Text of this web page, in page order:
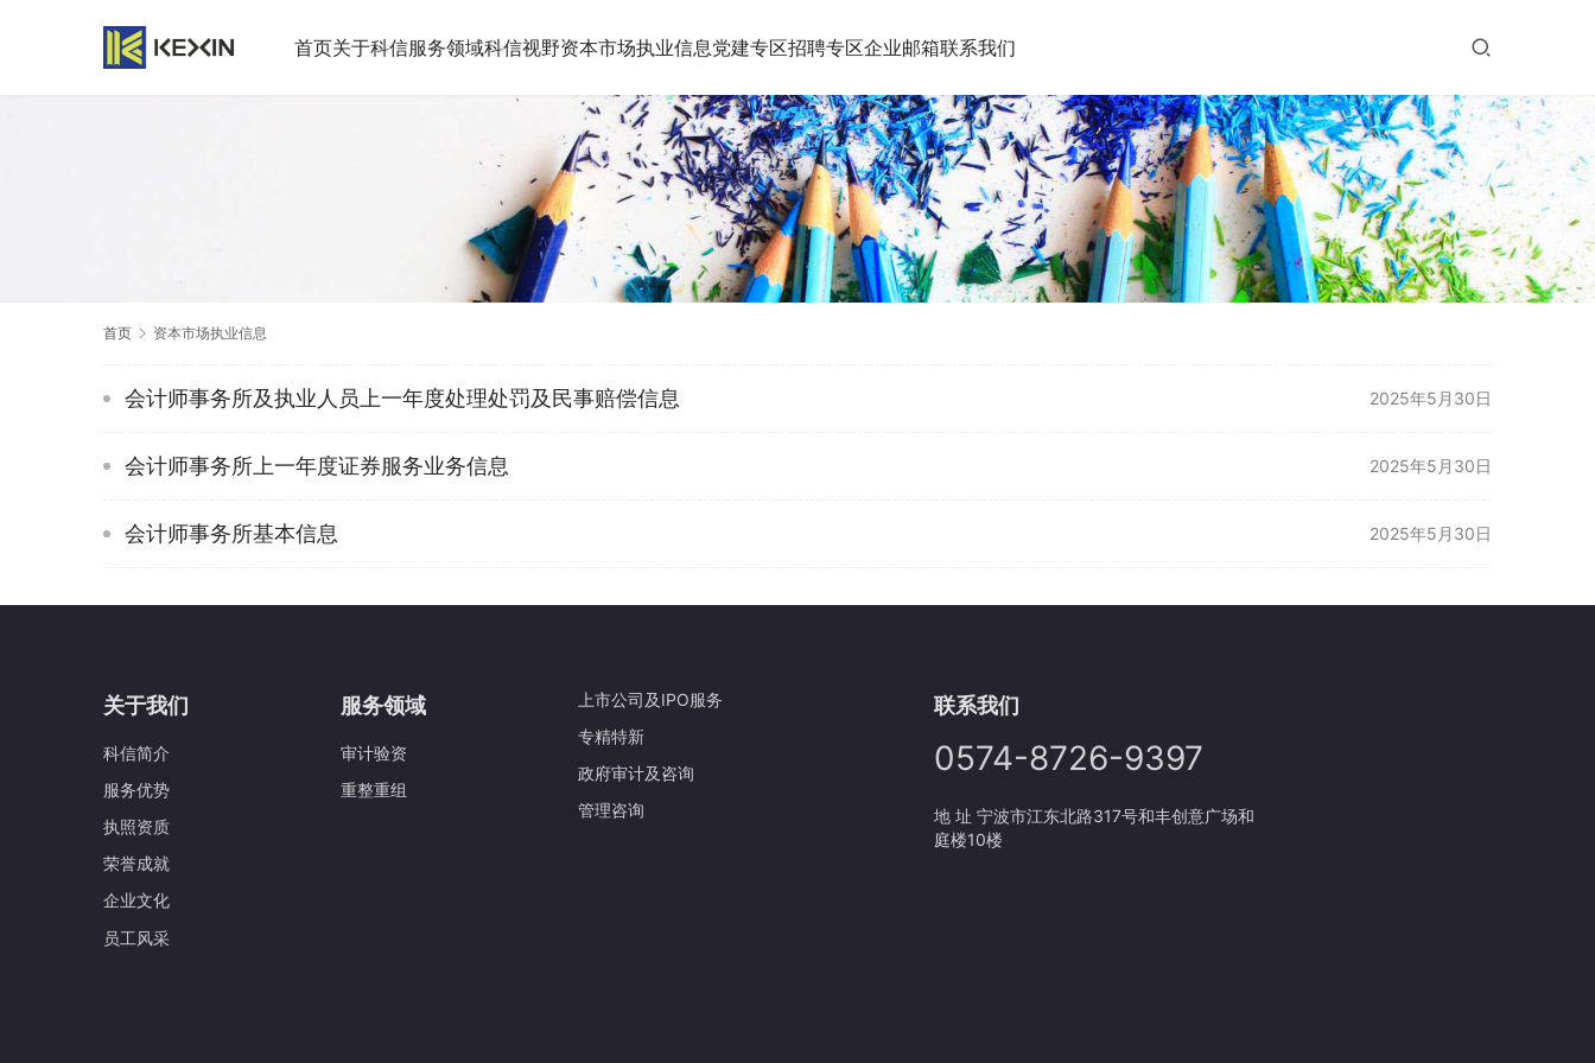
首页关于科信服务领域科信视野资本市场执业信息党建专区招聘专区企业邮箱联系我们
首页 资本市场执业信息
会计师事务所及执业人员上一年度处理处罚及民事赔偿信息 2025年5月30日
会计师事务所上一年度证券服务业务信息 2025年5月30日
会计师事务所基本信息 2025年5月30日
关于我们
科信简介
服务优势
执照资质
荣誉成就
企业文化
员工风采
服务领域
审计验资
重整重组
上市公司及IPO服务
专精特新
政府审计及咨询
管理咨询
联系我们
0574-8726-9397
地 址 宁波市江东北路317号和丰创意广场和
庭楼10楼